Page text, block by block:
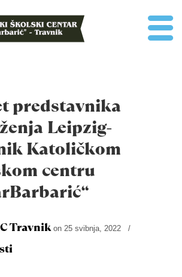
predstavnika
Leipzig-
Katoličkom
centru
Travnikon 25 svibnja, 2022 /